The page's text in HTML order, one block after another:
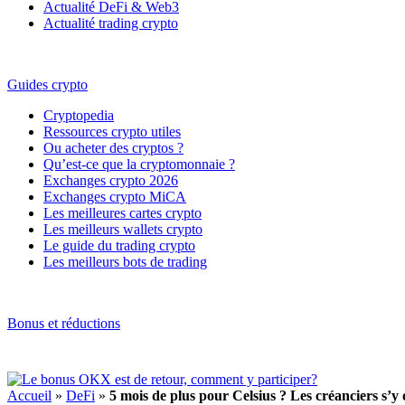
Actualité DeFi & Web3
Actualité trading crypto
Guides crypto
Cryptopedia
Ressources crypto utiles
Ou acheter des cryptos ?
Qu’est-ce que la cryptomonnaie ?
Exchanges crypto 2026
Exchanges crypto MiCA
Les meilleures cartes crypto
Les meilleurs wallets crypto
Le guide du trading crypto
Les meilleurs bots de trading
Bonus et réductions
Accueil » DeFi » 5 mois de plus pour Celsius ? Les créanciers s’y